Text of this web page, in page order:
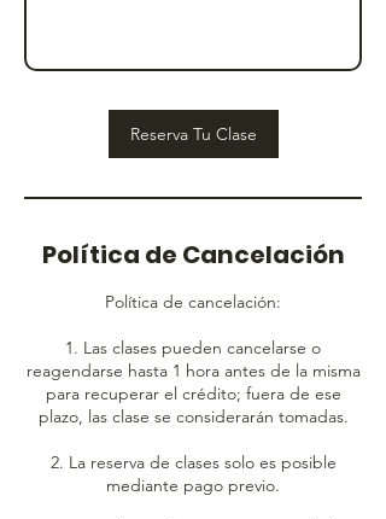
Reserva Tu Clase
Política de Cancelación
Política de cancelación:
1. Las clases pueden cancelarse o
reagendarse hasta 1 hora antes de la misma
para recuperar el crédito; fuera de ese
plazo, las clase se considerarán tomadas.
2. La reserva de clases solo es posible
mediante pago previo.